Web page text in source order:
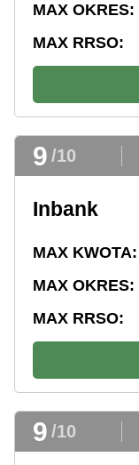
MAX OKRES:
MAX RRSO:
Inbank
MAX KWOTA:
MAX OKRES:
MAX RRSO:
9 /10
9 /10